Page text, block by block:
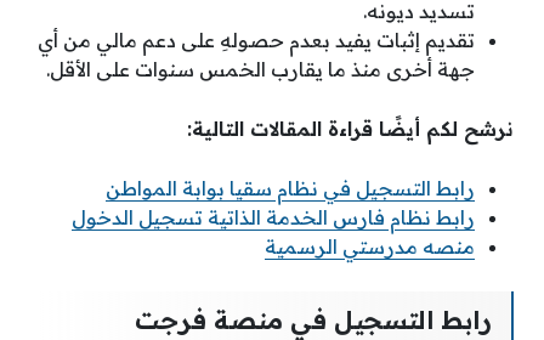
تسديد ديونه.
تقديم إثبات يفيد بعدم حصولهِ على دعم مالي من أي
جهة أخرى منذ ما يقارب الخمس سنوات على الأقل.
نرشح لكم أيضًا قراءة المقالات التالية:
رابط التسجيل في نظام سقيا بوابة المواطن
رابط نظام فارس الخدمة الذاتية تسجيل الدخول
منصه مدرستي الرسمية
رابط التسجيل في منصة فرجت